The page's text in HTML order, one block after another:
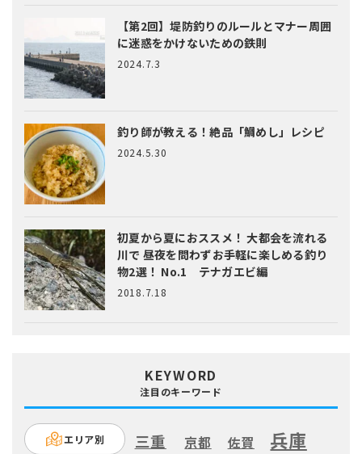
【第2回】堤防釣りのルールとマナー周囲
に迷惑をかけないための鉄則
2024.7.3
釣り師が教える！絶品「鯛めし」レシピ
2024.5.30
初夏から夏におススメ！ 大都会を流れる
川で 昼夜を問わずお手軽に楽しめる釣り
物2選！ No.1 テナガエビ編
2018.7.18
KEYWORD
注目のキーワード
エリア別 三重 京都 佐賀 兵庫